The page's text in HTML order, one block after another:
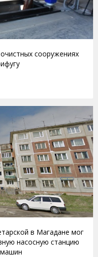
сооружениях
в Магадане мог
насосную станцию